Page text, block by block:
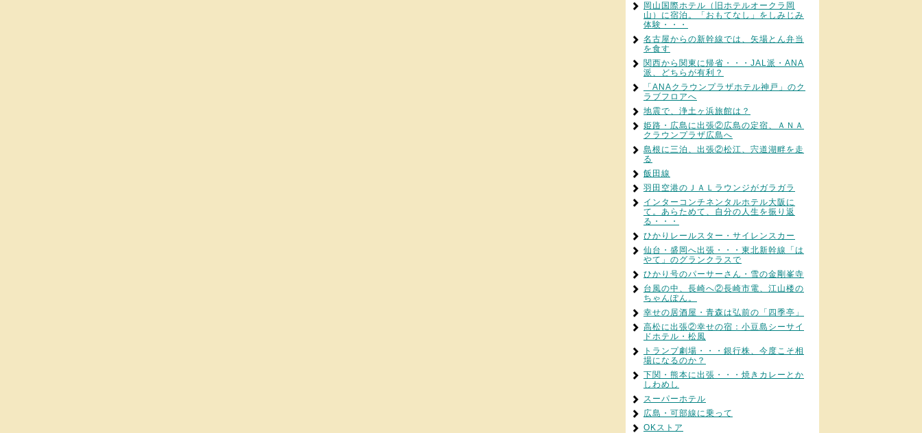
岡山国際ホテル（旧ホテルオークラ岡
山）に宿泊。「おもてなし」をしみじみ
体験・・・
名古屋からの新幹線では、矢場とん弁当
を食す
関西から関東に帰省・・・JAL派・ANA
派、どちらが有利？
「ANAクラウンプラザホテル神戸」のク
ラブフロアへ
地震で、浄土ヶ浜旅館は？
姫路・広島に出張②広島の定宿、ＡＮＡ
クラウンプラザ広島へ
島根に三泊、出張②松江、宍道湖畔を走
る
飯田線
羽田空港のＪＡＬラウンジがガラガラ
インターコンチネンタルホテル大阪に
て。あらためて、自分の人生を振り返
る・・・
ひかりレールスター・サイレンスカー
仙台・盛岡へ出張・・・東北新幹線「は
やて」のグランクラスで
ひかり号のパーサーさん・雪の金剛峯寺
台風の中、長崎へ②長崎市電、江山楼の
ちゃんぽん。
幸せの居酒屋・青森は弘前の「四季亭」
高松に出張②幸せの宿：小豆島シーサイ
ドホテル・松風
トランプ劇場・・・銀行株、今度こそ相
場になるのか？
下関・熊本に出張・・・焼きカレーとか
しわめし
スーパーホテル
広島・可部線に乗って
OKストア